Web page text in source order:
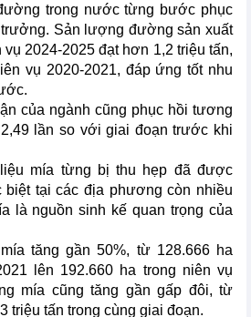
trong nước từng bước phục
trưởng. Sản lượng đường sản xuất
2024-2025 đạt hơn 1,2 triệu tấn,
vụ 2020-2021, đáp ứng tốt nhu
của ngành cũng phục hồi tương
lần so với giai đoạn trước khi
mía từng bị thu hẹp đã được
biệt tại các địa phương còn nhiều
là nguồn sinh kế quan trọng của
tăng gần 50%, từ 128.666 ha
lên 192.660 ha trong niên vụ
mía cũng tăng gần gấp đôi, từ
triệu tấn trong cùng giai đoạn.